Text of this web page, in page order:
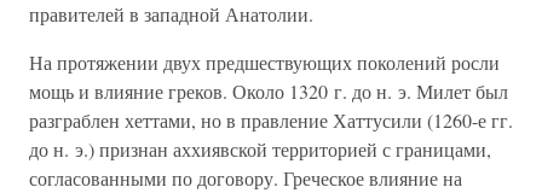
правителей в западной Анатолии.
На протяжении двух предшествующих поколений росли
мощь и влияние греков. Около 1320 г. до н. э. Милет был
разграблен хеттами, но в правление Хаттусили (1260-е гг.
до н. э.) признан аххиявской территорией с границами,
согласованными по договору. Греческое влияние на